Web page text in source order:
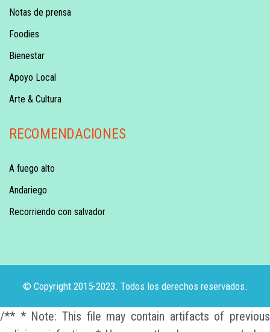
Notas de prensa
Foodies
Bienestar
Apoyo Local
Arte & Cultura
RECOMENDACIONES
A fuego alto
Andariego
Recorriendo con salvador
© Copyright 2015-2023. Todos los derechos reservados.
/** * Note: This file may contain artifacts of previous